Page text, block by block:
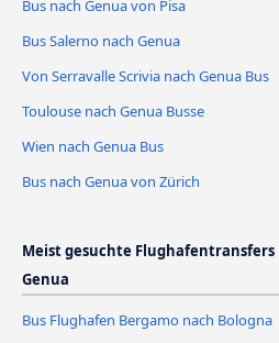
Bus nach Genua von Pisa
Bus Salerno nach Genua
Von Serravalle Scrivia nach Genua Bus
Toulouse nach Genua Busse
Wien nach Genua Bus
Bus nach Genua von Zürich
Meist gesuchte
Genua
Bus Flughafen Bergamo nach Bologna